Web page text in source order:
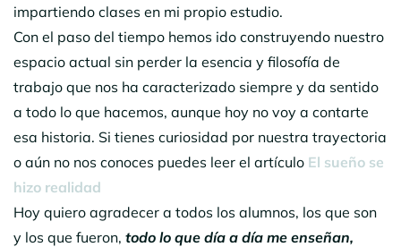
impartiendo clases en mi propio estudio.
Con el paso del tiempo hemos ido construyendo nuestro
espacio actual sin perder la esencia y filosofía de
trabajo que nos ha caracterizado siempre y da sentido
a todo lo que hacemos, aunque hoy no voy a contarte
esa historia. Si tienes curiosidad por nuestra trayectoria
o aún no nos conoces puedes leer el artículo El sueño se
hizo realidad
Hoy quiero agradecer a todos los alumnos, los que son
y los que fueron, todo lo que día a día me enseñan,